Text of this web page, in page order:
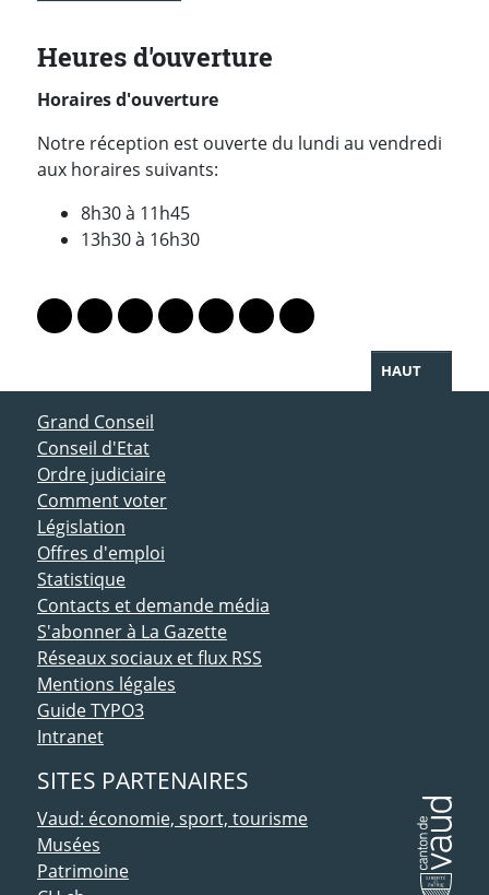
Heures d'ouverture
Horaires d'ouverture
Notre réception est ouverte du lundi au vendredi
aux horaires suivants:
8h30 à 11h45
13h30 à 16h30
Lien vers le profil Mastodon
Lien vers le profil Bluesky
Lien vers le profil Instagram
Lien vers le profil Linkedin
Lien vers le profil Facebook
Lien vers le profil Twitter
Partager par WhatsApp
HAUT
ACCÈS DIRECT
Grand Conseil
Conseil d'Etat
Ordre judiciaire
Comment voter
Législation
Offres d'emploi
Statistique
Contacts et demande média
S'abonner à La Gazette
Réseaux sociaux et flux RSS
Mentions légales
Guide TYPO3
Intranet
SITES PARTENAIRES
Vaud: économie, sport, tourisme
Musées
Patrimoine